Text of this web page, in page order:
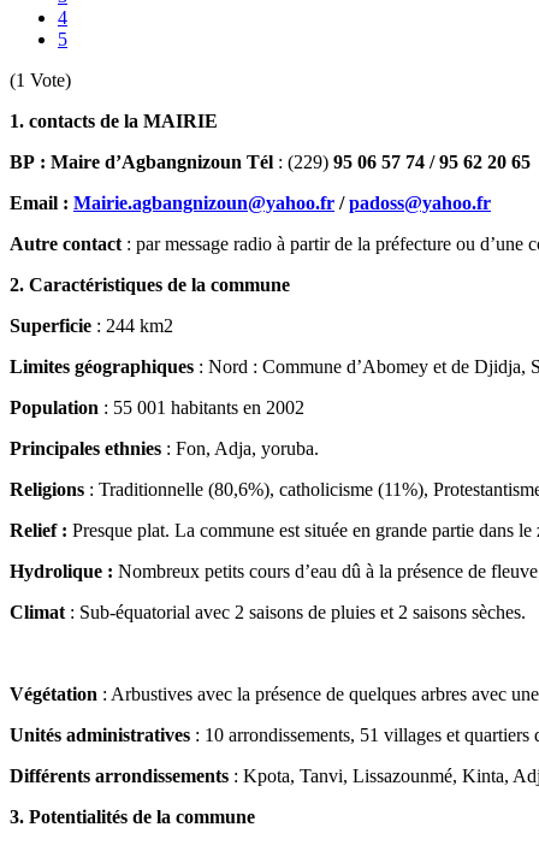
4
5
(1 Vote)
1. contacts de la MAIRIE
BP : Maire d’Agbangnizoun Tél : (229) 95 06 57 74 /95 62 20 65
Email : Mairie.agbangnizoun@yahoo.fr /padoss@yahoo.fr
Autre contact : par message radio à partir de la préfecture ou d’une
2. Caractéristiques de la commune
Superficie : 244 km2
Limites géographiques : Nord : Commune d’Abomey et de Djidja,
Population : 55 001 habitants en 2002
Principales ethnies : Fon, Adja, yoruba.
Religions : Traditionnelle (80,6%), catholicisme (11%),
Relief: Presque plat. La commune est située en grande partie dans
Hydrolique : Nombreux petits cours d’eau dû à la présence de
Climat : Sub-équatorial avec 2 saisons de pluies et 2 saisons sèches.
Végétation : Arbustives avec la présence de quelques arbres avec
Unités administratives : 10 arrondissements, 51 villages et quartiers
Différents arrondissements : Kpota, Tanvi, Lissazounmé, Kinta,
3. Potentialités de la commune